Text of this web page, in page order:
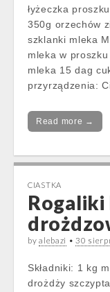
łyżeczka
350g orzechów
szklanki mleka
mleka w
mleka 15 dag
przyrządzenia:
Read more →
CIASTKA
byalebazi •30
Składniki: 1 kg
drożdży